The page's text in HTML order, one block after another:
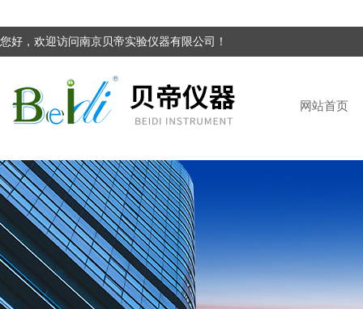
您好，欢迎访问南京贝帝实验仪器有限公司！
网站首页